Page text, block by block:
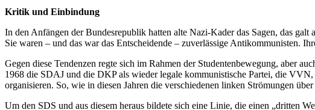
Kritik und Einbindung
In den Anfängen der Bundesrepublik hatten alte Nazi-Kader das Sagen, das
Sie waren – und das war das Entscheidende – zuverlässige Antikommunisten.
Gegen diese Tendenzen regte sich im Rahmen der Studentenbewegung, aber
1968 die SDAJ und die DKP als wieder legale kommunistische Partei, die
organisieren. So, wie in diesen Jahren die verschiedenen linken Strömungen
Um den SDS und aus diesem heraus bildete sich eine Linie, die einen „dritten